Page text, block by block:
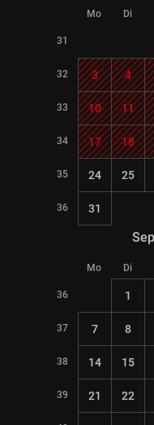
Mo Di
31
32 3 4
33 10 11
34 17 18
35 24 25
36 31
Mo Di
36 1
37 7 8
38 14 15
39 21 22